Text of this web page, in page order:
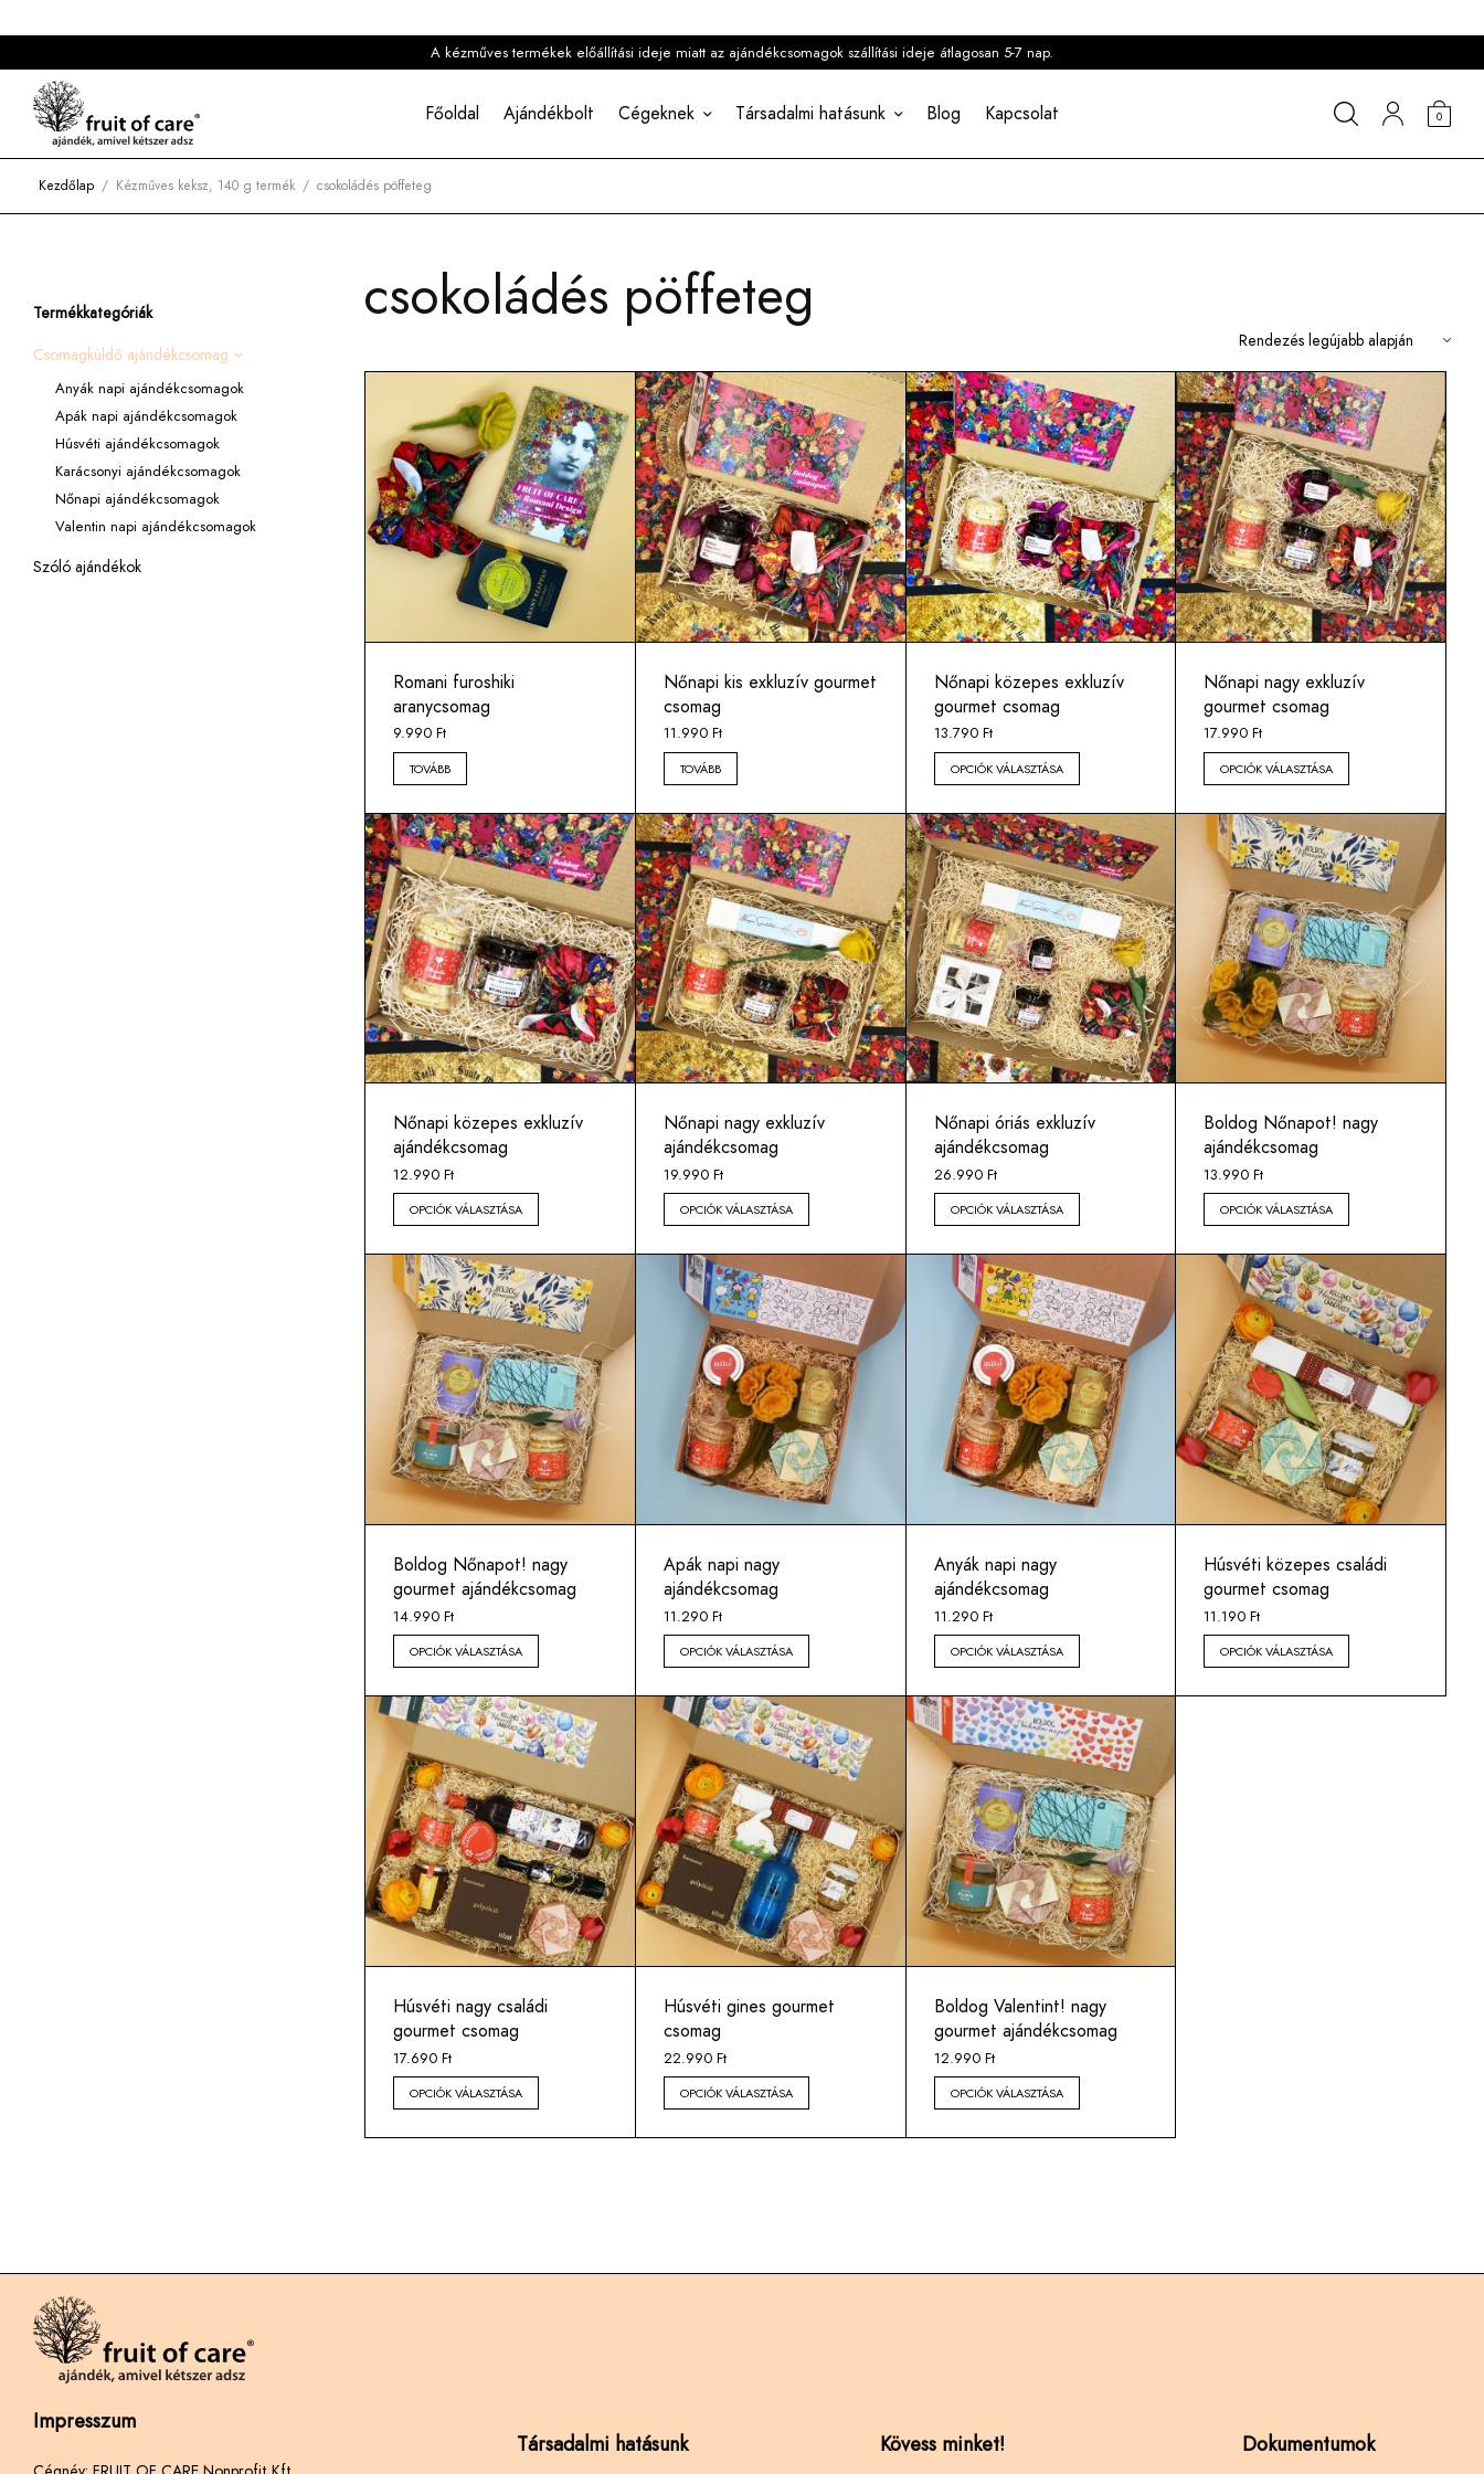
A kézműves termékek előállítási ideje miatt az ajándékcsomagok szállítási ideje átlagosan 5-7 nap.
Főoldal Ajándékbolt Cégeknek Társadalmi hatásunk Blog Kapcsolat 0
Kezdőlap / Kézműves keksz, 140 g termék / csokoládés pöffeteg
Termékkategóriák
Csomagküldő ajándékcsomag
Anyák napi ajándékcsomagok
Apák napi ajándékcsomagok
Húsvéti ajándékcsomagok
Karácsonyi ajándékcsomagok
Nőnapi ajándékcsomagok
Valentin napi ajándékcsomagok
Szóló ajándékok
csokoládés pöffeteg
Romani furoshiki
aranycsomag
9.990 Ft
TOVÁBB
Nőnapi kis exkluzív gourmet
csomag
11.990 Ft
TOVÁBB
Nőnapi közepes exkluzív
gourmet csomag
13.790 Ft
OPCIÓK VÁLASZTÁSA
Nőnapi nagy exkluzív
gourmet csomag
17.990Ft
OPCIÓK VÁLASZTÁSA
Nőnapi közepes exkluzív
ajándékcsomag
12.990 Ft
OPCIÓK VÁLASZTÁSA
Nőnapi nagy exkluzív
ajándékcsomag
19.990 Ft
OPCIÓK VÁLASZTÁSA
Nőnapi óriás exkluzív
ajándékcsomag
26.990 Ft
OPCIÓK VÁLASZTÁSA
Boldog Nőnapot! nagy
ajándékcsomag
13.990Ft
OPCIÓK VÁLASZTÁSA
Boldog Nőnapot! nagy
gourmet ajándékcsomag
14.990 Ft
OPCIÓK VÁLASZTÁSA
Apák napi nagy
ajándékcsomag
11.290 Ft
OPCIÓK VÁLASZTÁSA
Anyák napi nagy
ajándékcsomag
11.290 Ft
OPCIÓK VÁLASZTÁSA
Húsvéti közepes családi
gourmet csomag
11.190Ft
OPCIÓK VÁLASZTÁSA
Húsvéti nagy családi
gourmet csomag
17.690 Ft
OPCIÓK VÁLASZTÁSA
Húsvéti gines gourmet
csomag
22.990 Ft
OPCIÓK VÁLASZTÁSA
Boldog Valentint! nagy
gourmet ajándékcsomag
12.990 Ft
OPCIÓK VÁLASZTÁSA
Impresszum
Társadalmi hatásunk Kövess minket! Dokumentumok